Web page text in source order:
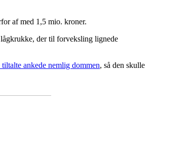
af med 1,5 mio. kroner.
der til forveksling lignede
tiltalte ankede nemlig dommen, så den skulle